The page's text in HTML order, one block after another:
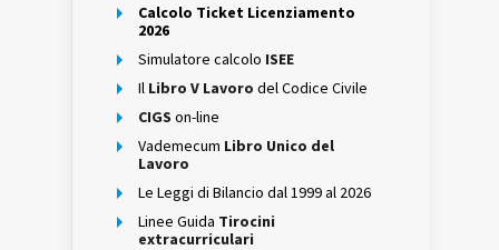
Calcolo Ticket Licenziamento
2026
Simulatore calcolo ISEE
Il Libro V Lavoro del Codice Civile
CIGS on-line
Vademecum Libro Unico del
Lavoro
Le Leggi di Bilancio dal 1999 al 2026
Linee Guida Tirocini
extracurriculari